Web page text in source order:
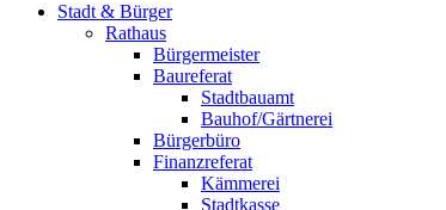
Stadt & Bürger
Rathaus
Bürgermeister
Baureferat
Stadtbauamt
Bauhof/Gärtnerei
Bürgerbüro
Finanzreferat
Kämmerei
Stadtkasse